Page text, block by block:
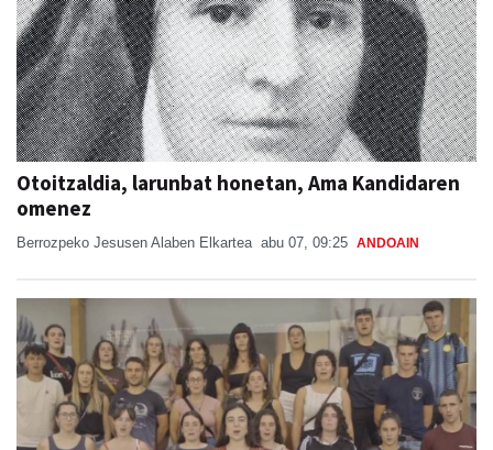
Otoitzaldia, larunbat honetan, Ama Kandidaren
omenez
Berrozpeko Jesusen Alaben Elkartea abu 07, 09:25 ANDOAIN